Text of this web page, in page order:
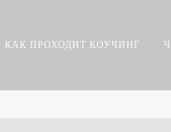
КАК ПРОХОДИТ КОУЧИНГ